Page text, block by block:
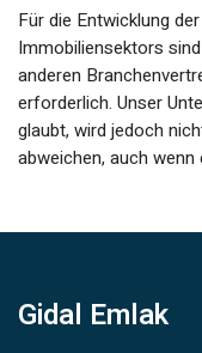
Für die Entwicklung
Immobiliensektors
anderen
erforderlich. Unser
glaubt, wird jedoch
abweichen, auch wenn
Gidal Emlak